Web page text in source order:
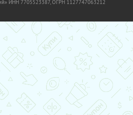
ИНН 7705523387, ОГРН 1127747063212